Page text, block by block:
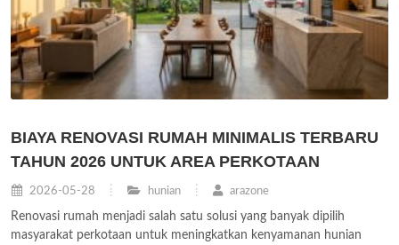
BIAYA RENOVASI RUMAH MINIMALIS TERBARU
TAHUN 2026 UNTUK AREA PERKOTAAN
2026-05-28 hunian arazone
Renovasi rumah menjadi salah satu solusi yang banyak dipilih
masyarakat perkotaan untuk meningkatkan kenyamanan hunian